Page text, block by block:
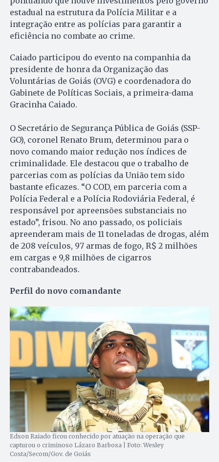
estadual na estrutura da Polícia Militar e a
integração entre as polícias para garantir a
eficiência no combate ao crime.
Caiado participou do evento na companhia da
presidente de honra da Organização das
Voluntárias de Goiás (OVG) e coordenadora do
Gabinete de Políticas Sociais, a primeira-dama
Gracinha Caiado.
O Secretário de Segurança Pública de Goiás (SSP-
GO), coronel Renato Brum, determinou para o
novo comando maior redução nos índices de
criminalidade. Ele destacou que o trabalho de
parcerias com as polícias da União tem sido
bastante eficazes. “O COD, em parceria com a
Polícia Federal e a Polícia Rodoviária Federal, é
responsável por apreensões substanciais no
estado”, frisou. No ano passado, os policiais
apreenderam mais de 11 toneladas de drogas, além
de 208 veículos, 97 armas de fogo, R$ 2 milhões
em cargas e 9,8 milhões de cigarros
contrabandeados.
Perfil do novo comandante
Edson Raiado ficou conhecido por atuação na operação que
capturou o criminoso Lázaro Barbosa | Foto: Wesley
Costa/Secom/Gov. de Goiás